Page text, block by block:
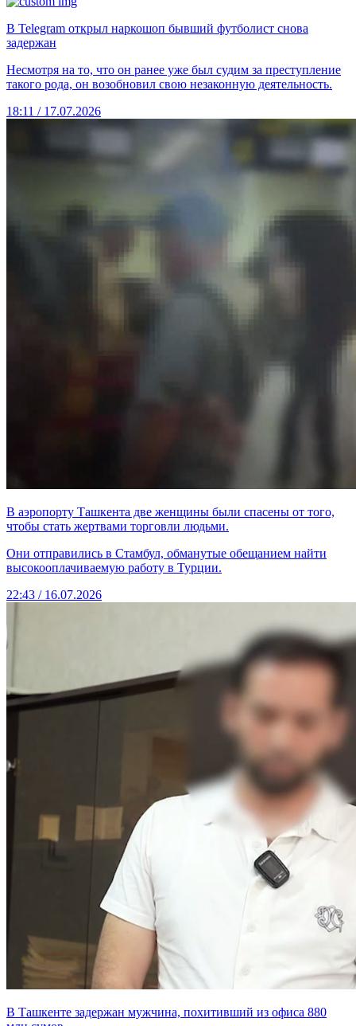
В Telegram открыл наркошоп бывший футболист снова
задержан
Несмотря на то, что он ранее уже был судим за преступление
такого рода, он возобновил свою незаконную деятельность.
18:11 / 17.07.2026
В аэропорту Ташкента две женщины были спасены от того,
чтобы стать жертвами торговли людьми.
Они отправились в Стамбул, обманутые обещанием найти
высокооплачиваемую работу в Турции.
22:43 / 16.07.2026
В Ташкенте задержан мужчина, похитивший из офиса 880